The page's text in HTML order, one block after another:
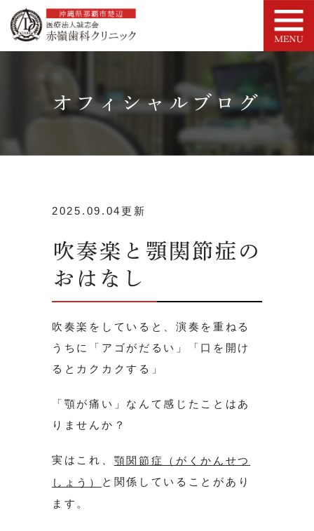
オフィシャルブログ
2025.09.04更新
吹奏楽と顎関節症の
おはなし
吹奏楽をしていると、演奏を重ねる
うちに「アゴがだるい」「口を開け
るとカクカクする」
「顎が痛い」なんて感じたことはあ
りませんか？
実はこれ、 顎関節症（がくかんせつ
しょう）
と関係していることがあり
ます。